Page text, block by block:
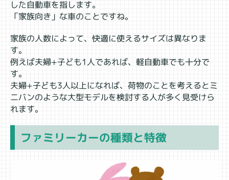
した自動車を指します。
「家族向き」な車のことですね。
家族の人数によって、快適に使えるサイズは異なりま
す。
例えば夫婦+子ども1人であれば、軽自動車でも十分で
す。
夫婦+子ども3人以上になれば、荷物のことを考えるとミ
ニバンのような大型モデルを検討する人が多く見受けら
れます。
ファミリーカーの種類と特徴